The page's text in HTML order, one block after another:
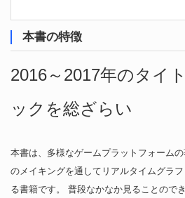
本書の特徴
2016～2017年のタイ
ックを総ざらい
本書は、多様なゲームプラットフォーム
のメイキングを通してリアルタイムグラ
る書籍です。 普段なかなか見ることので